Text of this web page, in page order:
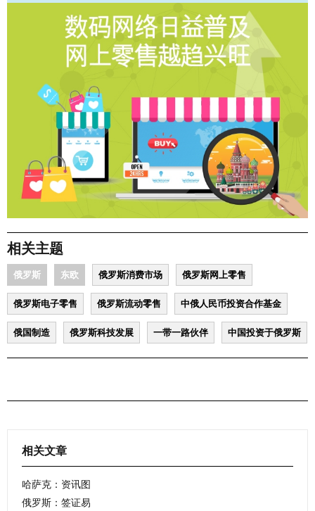
相关主题
俄罗斯 东欧 俄罗斯消费市场 俄罗斯网上零售
俄罗斯电子零售 俄罗斯流动零售 中俄人民币投资合作基金
俄国制造 俄罗斯科技发展 一带一路伙伴 中国投资于俄罗斯
相关文章
哈萨克：资讯图
俄罗斯：签证易